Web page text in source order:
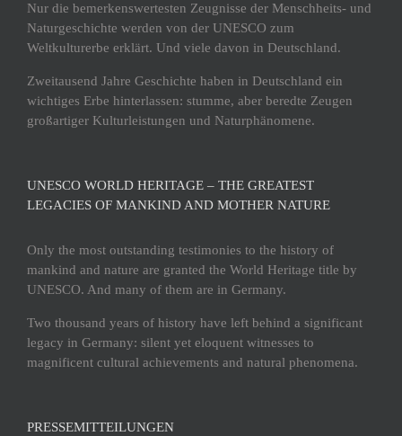
Nur die bemerkenswertesten Zeugnisse der Menschheits- und
Naturgeschichte werden von der UNESCO zum
Weltkulturerbe erklärt. Und viele davon in Deutschland.
Zweitausend Jahre Geschichte haben in Deutschland ein
wichtiges Erbe hinterlassen: stumme, aber beredte Zeugen
großartiger Kulturleistungen und Naturphänomene.
UNESCO WORLD HERITAGE – THE GREATEST
LEGACIES OF MANKIND AND MOTHER NATURE
Only the most outstanding testimonies to the history of
mankind and nature are granted the World Heritage title by
UNESCO. And many of them are in Germany.
Two thousand years of history have left behind a significant
legacy in Germany: silent yet eloquent witnesses to
magnificent cultural achievements and natural phenomena.
PRESSEMITTEILUNGEN